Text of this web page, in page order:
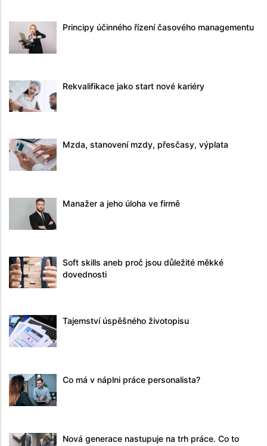
Principy účinného řízení časového managementu
Rekvalifikace jako start nové kariéry
Mzda, stanovení mzdy, přesčasy, výplata
Manažer a jeho úloha ve firmě
Soft skills aneb proč jsou důležité měkké
dovednosti
Tajemství úspěšného životopisu
Co má v náplni práce personalista?
Nová generace nastupuje na trh práce. Co to